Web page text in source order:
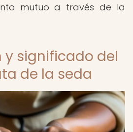
mutuo a través de la
y significado del
de la seda